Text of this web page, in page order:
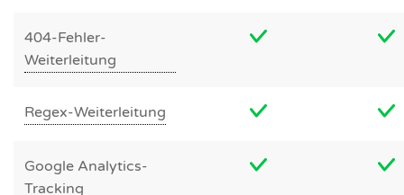
404-Fehler-
Weiterleitung
Regex-Weiterleitung
Google Analytics-
Tracking